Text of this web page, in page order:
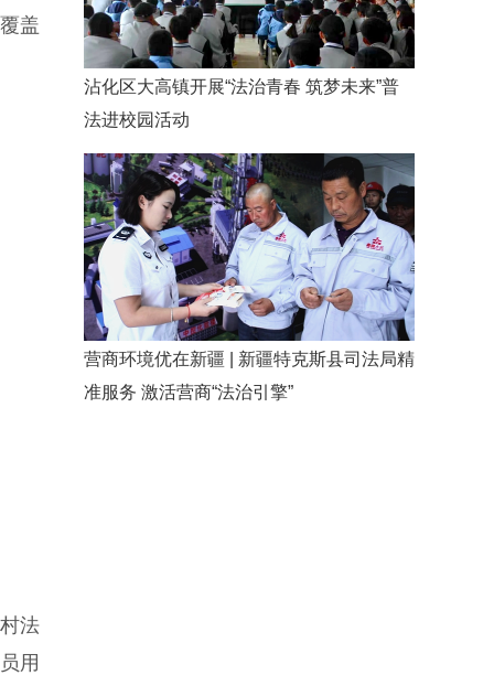
盖
法
用
沾化区大高镇开展“法治青春 筑梦未来”普
法进校园活动
营商环境优在新疆 | 新疆特克斯县司法局精
准服务 激活营商“法治引擎”